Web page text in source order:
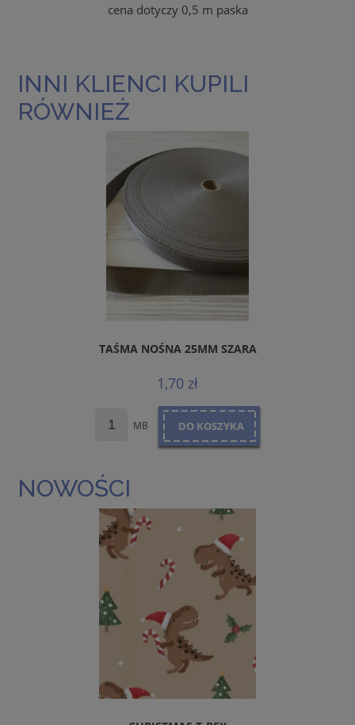
cena dotyczy 0,5 m paska
INNI KLIENCI KUPILI
RÓWNIEŻ
TAŚMA NOŚNA 25MM SZARA
1,70 zł
MB DO KOSZYKA
NOWOŚCI